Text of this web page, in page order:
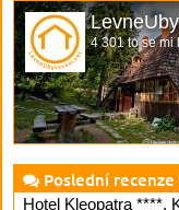
4 301 to se mi
Poslední
Hotel Kleopatra ****,